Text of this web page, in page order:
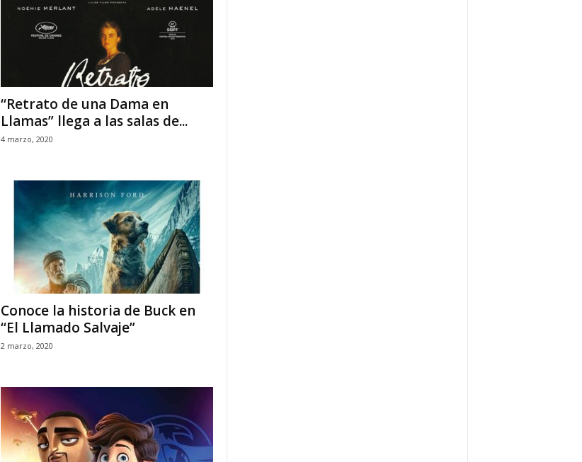
‘‘Retrato de una Dama en
Llamas” llega a las salas de...
4 marzo, 2020
Conoce la historia de Buck en
‘‘El Llamado Salvaje”
2 marzo, 2020